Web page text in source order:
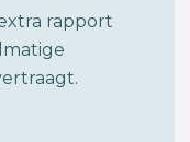
rapport